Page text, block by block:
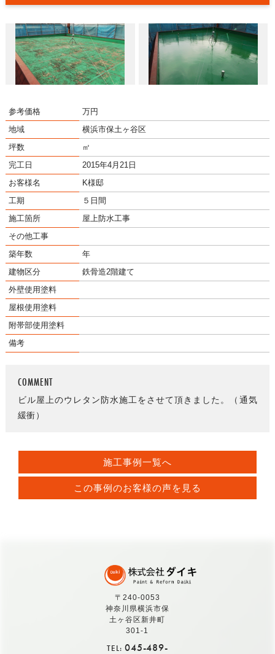
参考価格
万円
地域
横浜市保土ヶ谷区
坪数
㎡
完工日
2015年4月21日
お客様名
K様邸
工期
５日間
施工箇所
屋上防水工事
その他工事
築年数
年
建物区分
鉄骨造2階建て
外壁使用塗料
屋根使用塗料
附帯部使用塗料
備考
COMMENT
ビル屋上のウレタン防水施工をさせて頂きました。（通気
緩衝）
施工事例一覧へ
この事例のお客様の声を見る
〒240-0053
神奈川県横浜市保
土ヶ谷区新井町
301-1
TEL: 045-489-